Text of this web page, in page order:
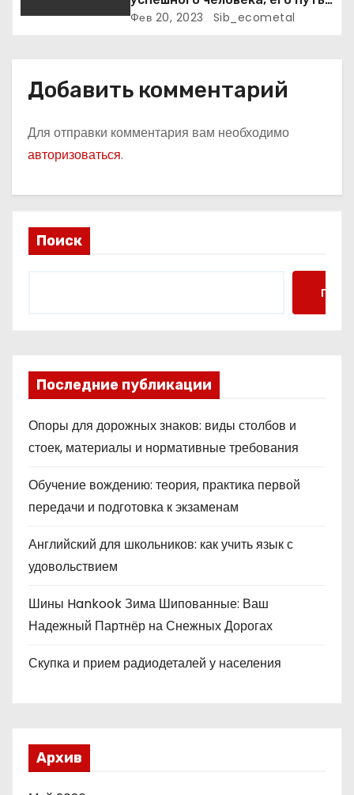
к славе и личное счастье
Фев 20, 2023 Sib_ecometal
Добавить комментарий
Для отправки комментария вам необходимо
авторизоваться.
Поиск
Поиск
Последние публикации
Опоры для дорожных знаков: виды столбов и
стоек, материалы и нормативные требования
Обучение вождению: теория, практика первой
передачи и подготовка к экзаменам
Английский для школьников: как учить язык с
удовольствием
Шины Hankook Зима Шипованные: Ваш
Надежный Партнёр на Снежных Дорогах
Скупка и прием радиодеталей у населения
Архив